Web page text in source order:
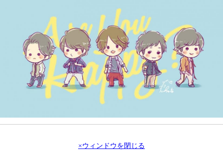
×ウィンドウを閉じる